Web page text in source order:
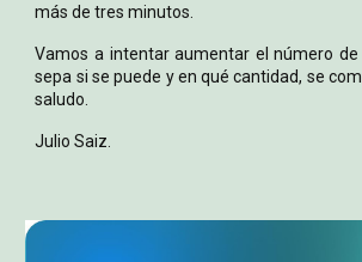
más de tres minutos.
Vamos a intentar aumentar el número de
sepa si se puede y en qué cantidad, se
saludo.
Julio Saiz.